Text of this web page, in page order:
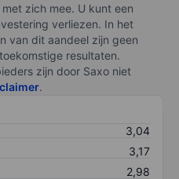
zich mee. U kunt een
verliezen. In het
van dit aandeel zijn geen
resultaten.
zijn door Saxo niet
.
3,04
3,17
2,98